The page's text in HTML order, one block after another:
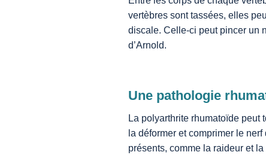
vertèbres sont tassées, elles
discale. Celle-ci peut pincer un
d’Arnold.
Une pathologie
La polyarthrite rhumatoïde peut
la déformer et comprimer le
présents, comme la raideur et